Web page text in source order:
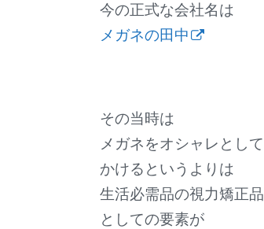
今の正式な会社名は
メガネの田中
その当時は
メガネをオシャレとして
かけるというよりは
生活必需品の視力矯正品
としての要素が